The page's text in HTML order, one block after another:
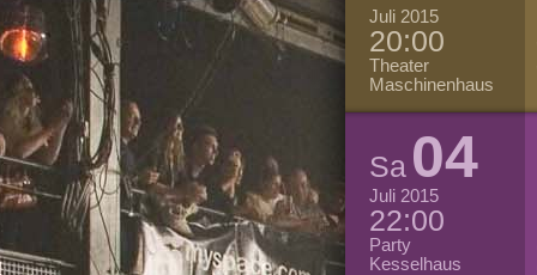
Juli 2015
20:00
Theater
Maschinenhaus
Sa 04
Juli 2015
22:00
Party
Kesselhaus